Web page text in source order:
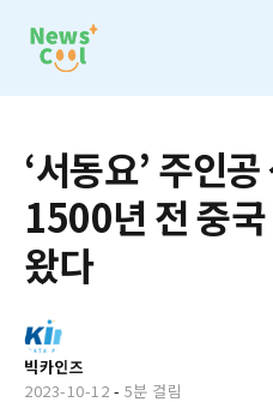
‘서동요’ 주인
1500년 전 중
왔다
빅카인즈
2023-10-12 - 5분 걸림